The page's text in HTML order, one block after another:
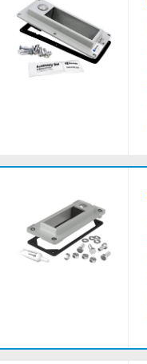
Underwriters
Laboratories
Inc.